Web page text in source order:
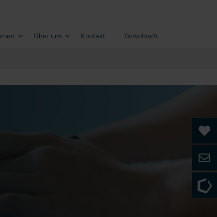
Über uns Kontakt Downloads